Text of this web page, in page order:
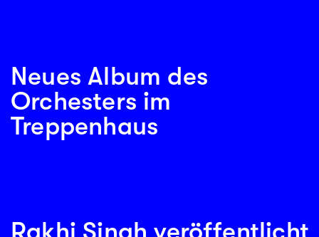
Neues Album des
Orchesters im
Treppenhaus